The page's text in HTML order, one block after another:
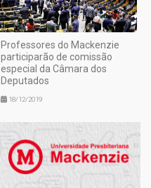
Professores do Mackenzie
participarão de comissão
especial da Câmara dos
Deputados
18/12/2019